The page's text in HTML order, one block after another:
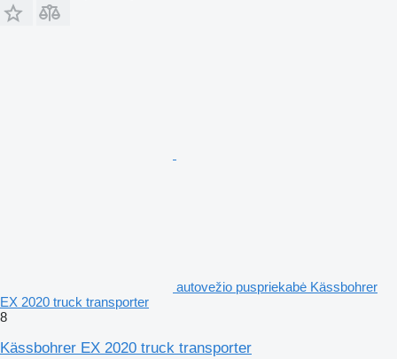
autovežio puspriekabė Kässbohrer
EX 2020 truck transporter
8
Kässbohrer EX 2020 truck transporter